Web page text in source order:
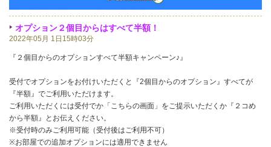
オプション２個目からはすべて半額！
2022年05月 1日15時03分
『２個目からのオプションすべて半額キャンペーン♪』
受付でオプションをお付けいただくと『2個目からのオプション』すべてが
『半額』でご利用いただけます。
ご利用いただくには受付でか「こちらの画面」をご提示いただくか『２コめ
から半額』とお伝えください。
※受付時のみご利用可能（受付後はご利用不可）
※お部屋での追加オプションには適用できません